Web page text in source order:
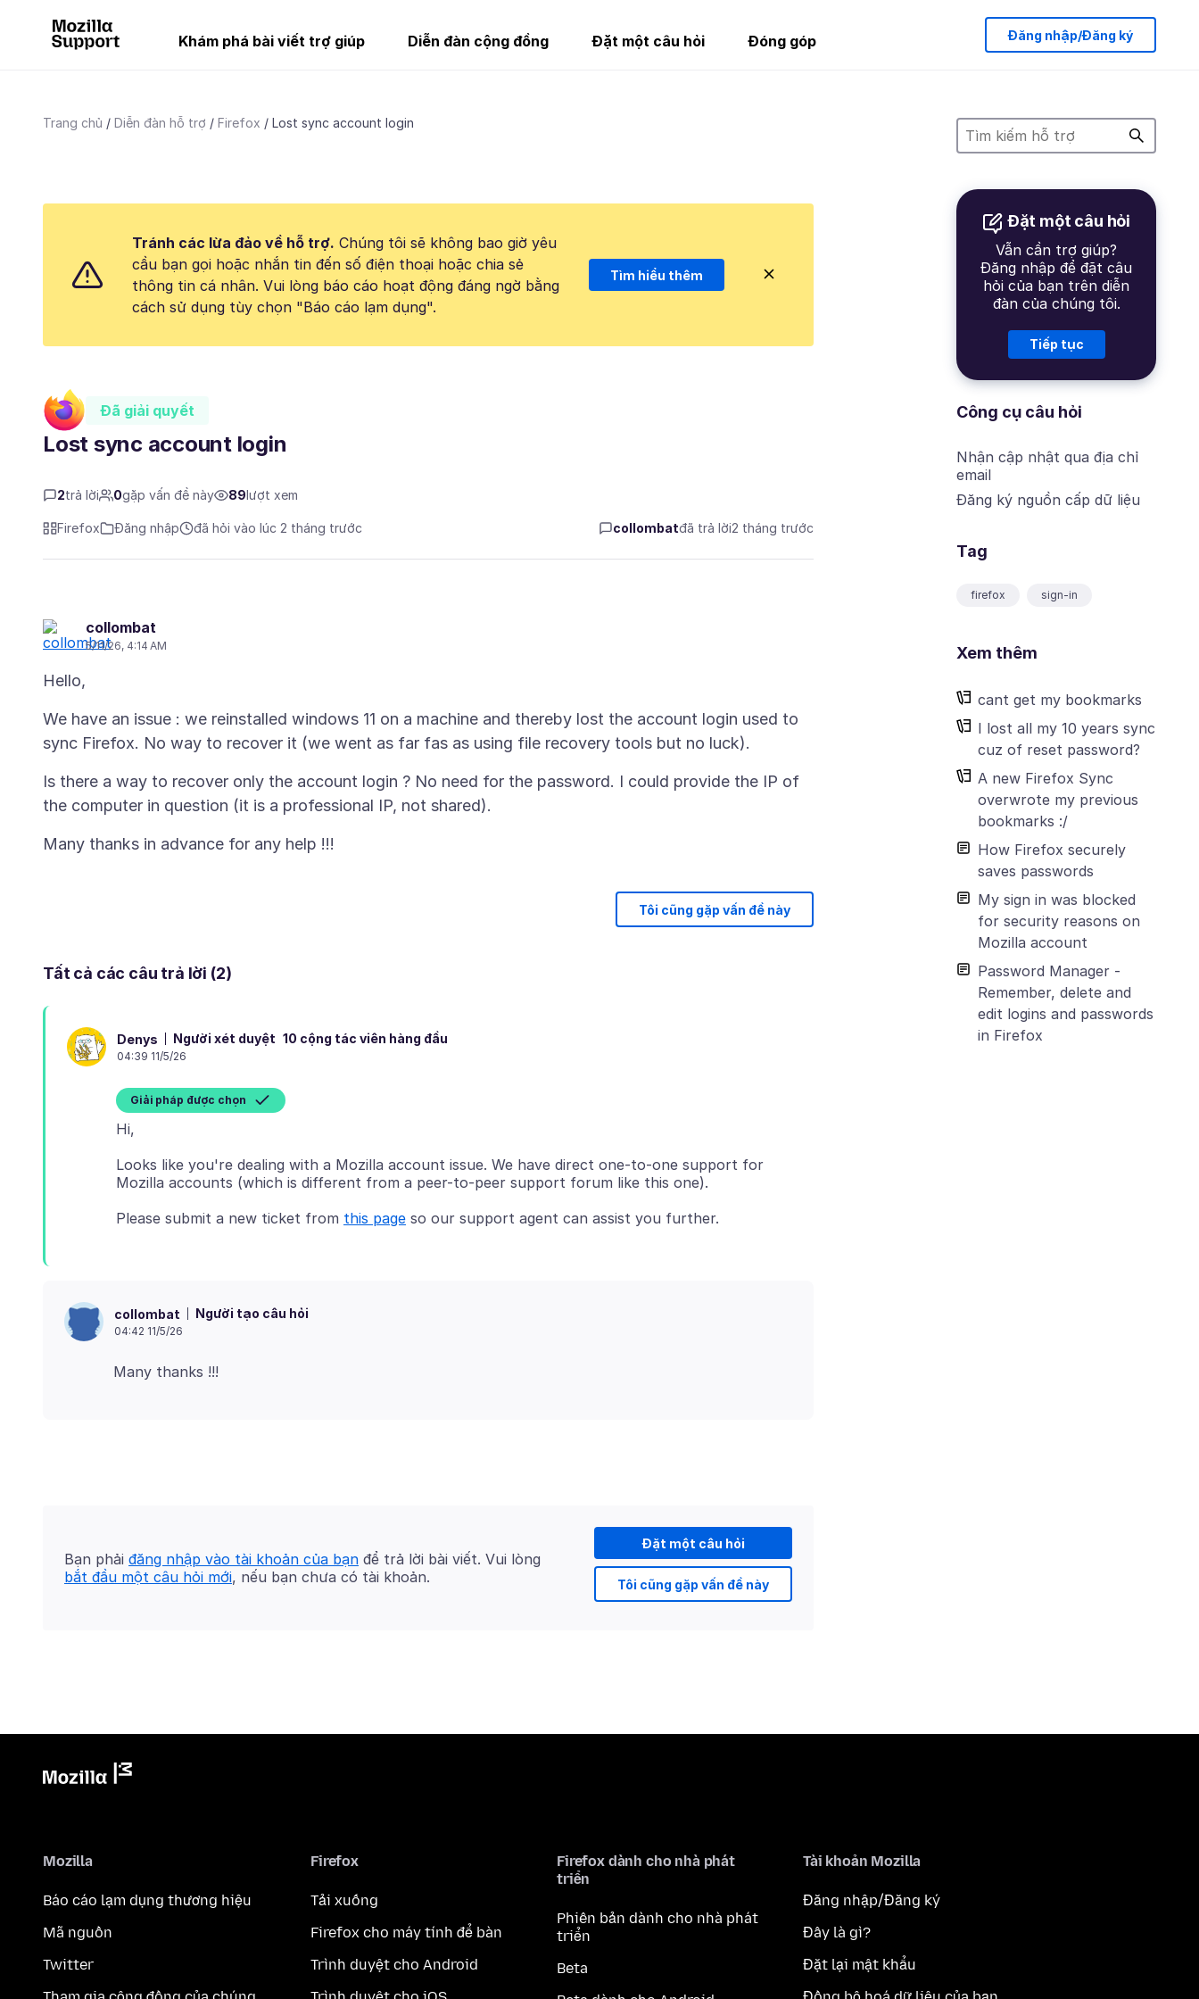
Khám phá bài viết trợ giúp Diễn đàn cộng đồng Đặt một câu hỏi Đóng góp Đăng nhập/Đăng ký
Trang chủ Diễn đàn hỗ trợ Firefox Lost sync account login
Đặt một câu hỏi
Vẫn cần trợ giúp?
Đăng nhập để đặt câu
hỏi của bạn trên diễn
đàn của chúng tôi.
Tiếp tục
Công cụ câu hỏi
Nhận cập nhật qua địa chỉ
email
Đăng ký nguồn cấp dữ liệu
Tag
firefox sign-in
Xem thêm
cant get my bookmarks
I lost all my 10 years sync
cuz of reset password?
A new Firefox Sync
overwrote my previous
bookmarks :/
How Firefox securely
saves passwords
My sign in was blocked
for security reasons on
Mozilla account
Password Manager -
Remember, delete and
edit logins and passwords
in Firefox
Tránh các lừa đảo về hỗ trợ. Chúng tôi sẽ không bao giờ yêu
cầu bạn gọi hoặc nhắn tin đến số điện thoại hoặc chia sẻ
thông tin cá nhân. Vui lòng báo cáo hoạt động đáng ngờ bằng
cách sử dụng tùy chọn "Báo cáo lạm dụng".
Tìm hiểu thêm
Đã giải quyết
Lost sync account login
2trả lời 0gặp vấn đề này 89 lượt xem
Firefox Đăng nhập đã hỏi vào lúc 2 tháng trước collombatđã trả lời2 tháng trước
collombat
5/11/26, 4:14 AM
We have an issue : we reinstalled windows 11 on a machine and thereby lost the account login used to
Is there a way to recover only the account login ? No need for the password. I could provide the IP of
Tôi cũng gặp vấn đề này
Tất cả các câu trả lời (2)
Denys Người xét duyệt 10 cộng tác viên hàng đầu
04:39 11/5/26
Giải pháp được chọn
Looks like you're dealing with a Mozilla account issue. We have direct one-to-one support for
Please submit a new ticket from this page
collombat Người tạo câu hỏi
04:42 11/5/26
Đặt một câu hỏi
Tôi cũng gặp vấn đề này
Bạn phải đăng nhập vào tài khoản của bạn để trả lời bài viết. Vui lòng
bắt đầu một câu hỏi mới, nếu bạn chưa có tài khoản.
Mozilla
Báo cáo lạm dụng thương hiệu
Mã nguồn
Twitter
Firefox
Tải xuống
Firefox cho máy tính để bàn
Trình duyệt cho Android
Firefox dành cho nhà phát
triển
Phiên bản dành cho nhà phát
triển
Beta
Tài khoản Mozilla
Đăng nhập/Đăng ký
Đây là gì?
Đặt lại mật khẩu